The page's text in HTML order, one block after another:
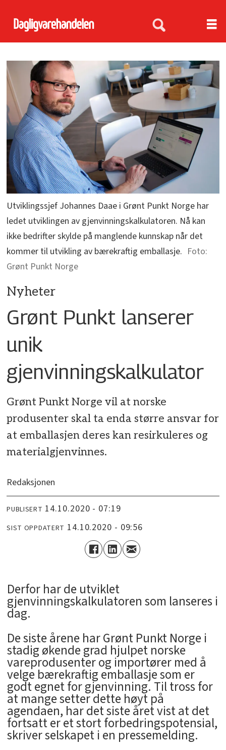
Utviklingssjef Johannes Daae i Grønt Punkt Norge har
ledet utviklingen av gjenvinningskalkulatoren. Nå kan
ikke bedrifter skylde på manglende kunnskap når det
kommer til utvikling av bærekraftig emballasje.
Grønt Punkt Norge
Nyheter
Grønt Punkt lanserer
unik
gjenvinningskalkulator
Grønt Punkt Norge vil at norske
produsenter skal ta enda større ansvar for
at emballasjen deres kan resirkuleres og
materialgjenvinnes.
Redaksjonen
PUBLISERT 14.10.2020 - 07:19
SIST OPPDATERT 14.10.2020 - 09:56
Derfor har de utviklet
gjenvinningskalkulatoren som lanseres i
dag.
De siste årene har Grønt Punkt Norge i
stadig økende grad hjulpet norske
vareprodusenter og importører med å
velge bærekraftig emballasje som er
godt egnet for gjenvinning. Til tross for
at mange setter dette høyt på
agendaen, har det siste året vist at det
fortsatt er et stort forbedringspotensial,
skriver selskapet i en pressemelding.